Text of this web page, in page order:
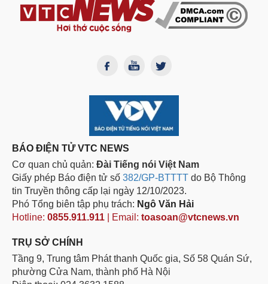
BÁO ĐIỆN TỬ VTC NEWS
Cơ quan chủ quản: Đài Tiếng nói Việt Nam
Giấy phép Báo điện tử số 382/GP-BTTTT do Bộ Thông
tin Truyền thông cấp lại ngày 12/10/2023.
Phó Tổng biên tập phụ trách: Ngô Văn Hải
Hotline: 0855.911.911 | Email: toasoan@vtcnews.vn
TRỤ SỞ CHÍNH
Tầng 9, Trung tâm Phát thanh Quốc gia, Số 58 Quán Sứ,
phường Cửa Nam, thành phố Hà Nội